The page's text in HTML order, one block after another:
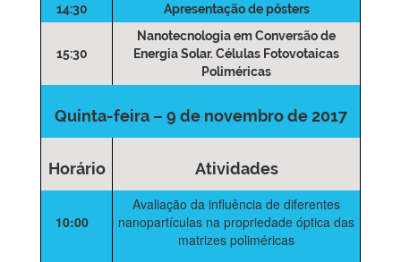
14:30
Apresentação de pôsters
15:30
Nanotecnologia em Conversão de
Energia Solar. Células Fotovotaicas
Poliméricas
Quinta-feira – 9 de novembro de 2017
Horário Atividades
10:00
Avaliação da influência de diferentes
nanopartículas na propriedade óptica das
matrizes poliméricas